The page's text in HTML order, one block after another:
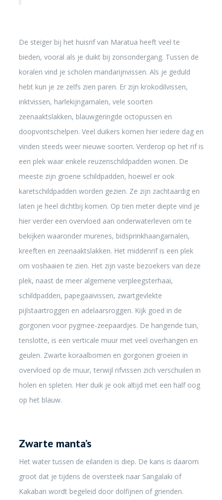
De steiger bij het huisrif van Maratua heeft veel te
bieden, vooral als je duikt bij zonsondergang. Tussen de
koralen vind je scholen mandarijnvissen. Als je geduld
hebt kun je ze zelfs zien paren. Er zijn krokodilvissen,
inktvissen, harlekijngarnalen, vele soorten
zeenaaktslakken, blauwgeringde octopussen en
doopvontschelpen. Veel duikers komen hier iedere dag en
vinden steeds weer nieuwe soorten. Verderop op het rif is
een plek waar enkele reuzenschildpadden wonen. De
meeste zijn groene schildpadden, hoewel er ook
karetschildpadden worden gezien. Ze zijn zachtaardig en
laten je heel dichtbij komen. Op tien meter diepte vind je
hier verder een overvloed aan onderwaterleven om te
bekijken waaronder murenes, bidsprinkhaangarnalen,
kreeften en zeenaaktslakken. Het middenrif is een plek
om voshaaien te zien. Het zijn vaste bezoekers van deze
plek, naast de meer algemene verpleegsterhaai,
schildpadden, papegaaivissen, zwartgevlekte
pijlstaartroggen en adelaarsroggen. Kijk goed in de
gorgonen voor pygmee-zeepaardjes. De hangende tuin,
tenslotte, is een verticale muur met veel overhangen en
geulen. Zwarte koraalbomen en gorgonen groeien in
overvloed op de muur, terwijl rifvissen zich verschuilen in
holen en spleten. Hier duik je ook altijd met een half oog
op het blauw.
Zwarte manta’s
Het water tussen de eilanden is diep. De kans is daarom
groot dat je tijdens de oversteek naar Sangalaki of
Kakaban wordt begeleid door dolfijnen of grienden.